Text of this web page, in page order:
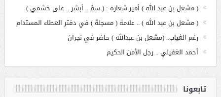
( مشعل بن عبد الله ) أمير شعاره : ( سمْ .. أبشر .. على خشمي )
( مشعل بن عبد الله ) .. علامة ( مسجلة ) في دفتر العطاء المستدام
رغم الغياب.. (مشعل بن عبدالله ) حاضر في نجران
أحمد الغفيلي .. رجل الأمن الحكيم
تابعونا